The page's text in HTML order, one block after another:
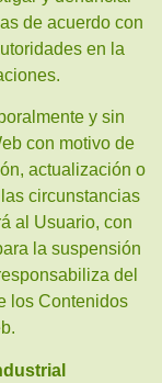
de acuerdo con
en la
y sin
con motivo de
actualización o
circunstancias
al Usuario, con
la suspensión
del
los Contenidos